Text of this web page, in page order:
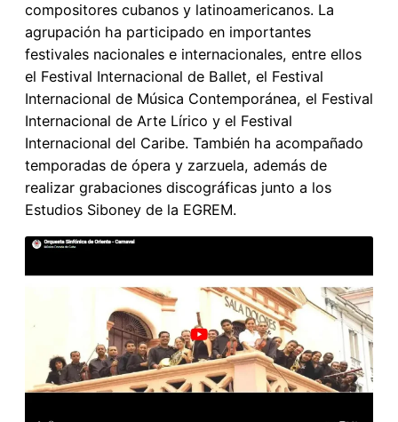
compositores cubanos y latinoamericanos. La
agrupación ha participado en importantes
festivales nacionales e internacionales, entre ellos
el Festival Internacional de Ballet, el Festival
Internacional de Música Contemporánea, el Festival
Internacional de Arte Lírico y el Festival
Internacional del Caribe. También ha acompañado
temporadas de ópera y zarzuela, además de
realizar grabaciones discográficas junto a los
Estudios Siboney de la EGREM.